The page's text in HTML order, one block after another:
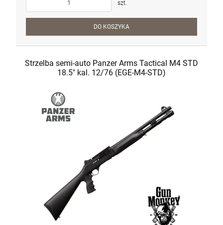
szt.
DO KOSZYKA
Strzelba semi-auto Panzer Arms Tactical M4 STD
18.5" kal. 12/76 (EGE-M4-STD)